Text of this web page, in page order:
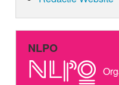
NLPO